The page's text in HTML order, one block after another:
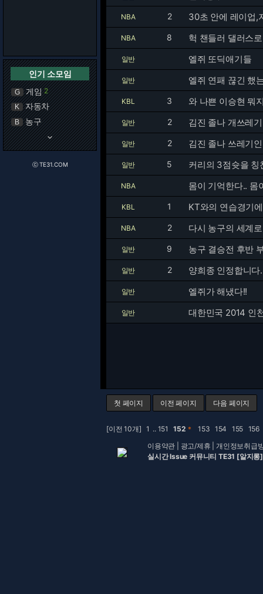
인기 소모임
G 게임 2
K 자동차
B 농구
keyboard_arrow_down
ⓒ TE31.COM
NBA 2 30초 안에 레이업,
NBA 8 헉 챈들러 댈러스
일반 엘쥐 또딕애기들
일반 엘쥐 연패 끊긴 했
KBL 3 와 나쁜 이승현 뭐
일반 2 김진 졸나 개쓰레
일반 2 김진 졸나 쓰레기
일반 5 커리의 3점슛을 칭
NBA 몸이 기억한다.. 몸
KBL 1 KT와의 연습경기
NBA 2 다시 농구의 세계
일반 9 농구 결승전 후반
일반 2 양희종 인정합니다.
일반 엘쥐가 해냈다!!
일반 대한민국 2014 인
첫 페이지 이전 페이지 다음 페이지
[이전 10개] 1 ..151 152 ＊ 153 154 155 156
이용약관
광고/제휴 |개인정보취급
실시간 Issue 커뮤니티 TE31 [알지